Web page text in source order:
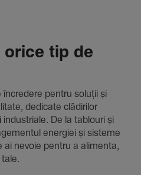
tip de
pentru soluții și
dedi­cate clădi­rilor
De la tablouri și
energiei și sisteme
nevoie pentru a alimenta,